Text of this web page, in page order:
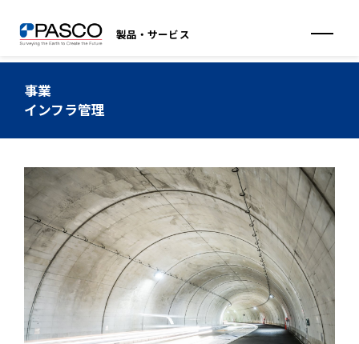
製品・サービス
事業
インフラ管理